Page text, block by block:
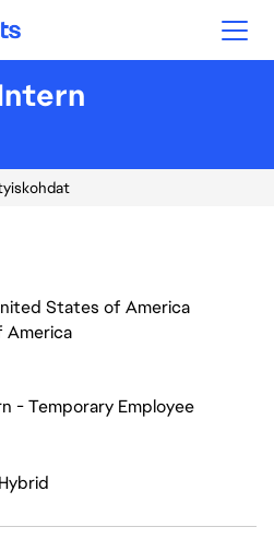
States of America
America
- Temporary Employee
Hybrid